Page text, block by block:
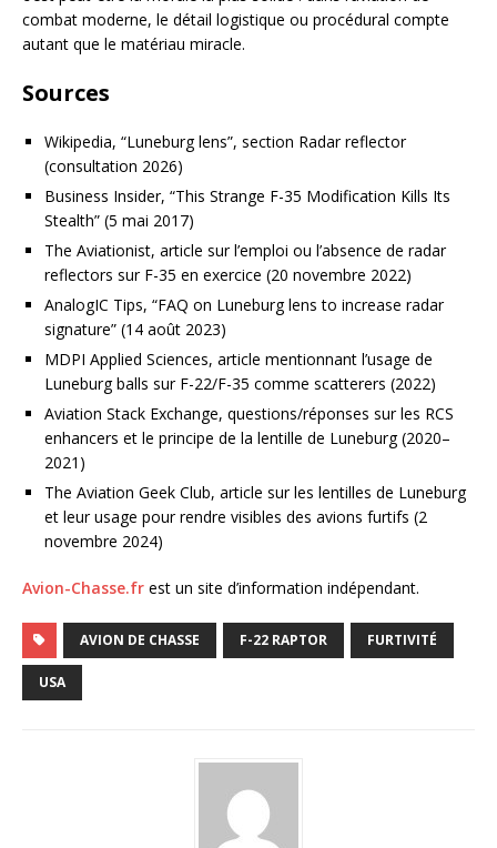
combat moderne, le détail logistique ou procédural compte
autant que le matériau miracle.
Sources
Wikipedia, “Luneburg lens”, section Radar reflector
(consultation 2026)
Business Insider, “This Strange F-35 Modification Kills Its
Stealth” (5 mai 2017)
The Aviationist, article sur l’emploi ou l’absence de radar
reflectors sur F-35 en exercice (20 novembre 2022)
AnalogIC Tips, “FAQ on Luneburg lens to increase radar
signature” (14 août 2023)
MDPI Applied Sciences, article mentionnant l’usage de
Luneburg balls sur F-22/F-35 comme scatterers (2022)
Aviation Stack Exchange, questions/réponses sur les RCS
enhancers et le principe de la lentille de Luneburg (2020–
2021)
The Aviation Geek Club, article sur les lentilles de Luneburg
et leur usage pour rendre visibles des avions furtifs (2
novembre 2024)
Avion-Chasse.fr est un site d’information indépendant.
AVION DE CHASSE F-22 RAPTOR FURTIVITÉ
USA